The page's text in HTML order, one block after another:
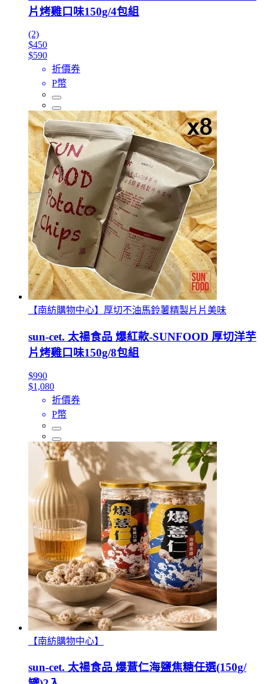
片烤雞口味150g/4包組
(2)
$450
$590
折價券
P幣
【南紡購物中心】厚切不油馬鈴薯精製片片美味
sun-cet. 太禓食品 爆紅款-SUNFOOD 厚切洋芋
片烤雞口味150g/8包組
$990
$1,080
折價券
P幣
【南紡購物中心】
sun-cet. 太禓食品 爆薏仁海鹽焦糖任選(150g/